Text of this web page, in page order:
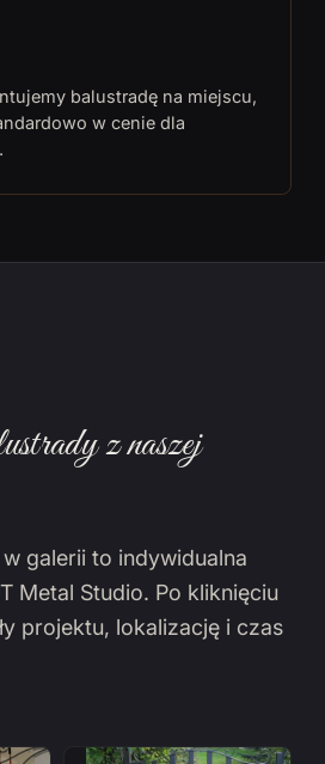
balustradę na miejscu,
w cenie dla
z naszej
galerii to indywidualna
Metal Studio. Po kliknięciu
projektu, lokalizację i czas